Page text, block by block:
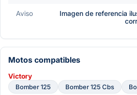
Aviso
Imagen de referencia
Motos compatibles
Victory
Bomber 125 Bomber 125 Cbs